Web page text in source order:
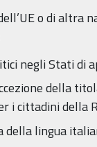
o di altra
negli Stati di
della
i cittadini della
della lingua